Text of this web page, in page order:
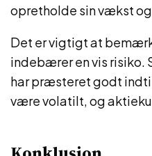
opretholde sin vækst
Det er vigtigt at
indebærer en vis risiko.
har præsteret godt
være volatilt, og